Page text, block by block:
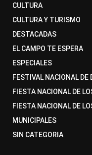
CULTURA
CULTURA Y TURISMO
DESTACADAS
EL CAMPO TE ESPERA
ESPECIALES
FESTIVAL NACIONAL DE
FIESTA NACIONAL DE
FIESTA NACIONAL DE
MUNICIPALES
SIN CATEGORIA